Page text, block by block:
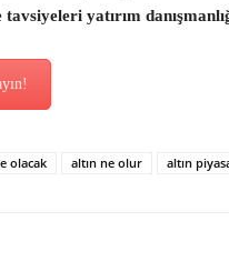
yatırım
olacak altın ne olur altın